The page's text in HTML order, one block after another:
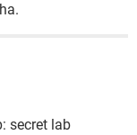
secret lab